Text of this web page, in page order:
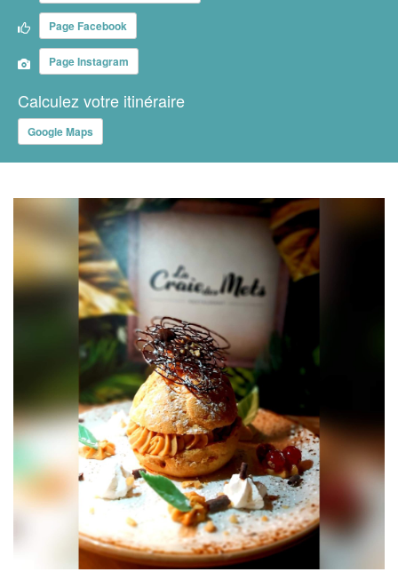
Page Facebook
Page Instagram
Calculez votre itinéraire
Google Maps